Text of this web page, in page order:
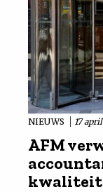
NIEUWS 17
AFM
kwaliteit